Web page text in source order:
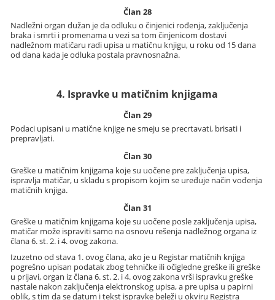
Član 28
Nadležni organ dužan je da odluku o činjenici rođenja, zaključenja
braka i smrti i promenama u vezi sa tom činjenicom dostavi
nadležnom matičaru radi upisa u matičnu knjigu, u roku od 15 dana
od dana kada je odluka postala pravnosnažna.
4. Ispravke u matičnim knjigama
Član 29
Podaci upisani u matične knjige ne smeju se precrtavati, brisati i
prepravljati.
Član 30
Greške u matičnim knjigama koje su uočene pre zaključenja upisa,
ispravlja matičar, u skladu s propisom kojim se uređuje način vođenja
matičnih knjiga.
Član 31
Greške u matičnim knjigama koje su uočene posle zaključenja upisa,
matičar može ispraviti samo na osnovu rešenja nadležnog organa iz
člana 6. st. 2. i 4. ovog zakona.
Izuzetno od stava 1. ovog člana, ako je u Registar matičnih knjiga
pogrešno upisan podatak zbog tehničke ili očigledne greške ili greške
u prijavi, organ iz člana 6. st. 2. i 4. ovog zakona vrši ispravku greške
nastale nakon zaključenja elektronskog upisa, a pre upisa u papirni
oblik, s tim da se datum i tekst ispravke beleži u okviru Registra